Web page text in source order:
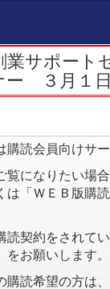
業サポー
ー ３月１
購読会員向けサー
覧になりたい場
は「ＷＥＢ版購
契約をされて
お願いします。
読希望の方は